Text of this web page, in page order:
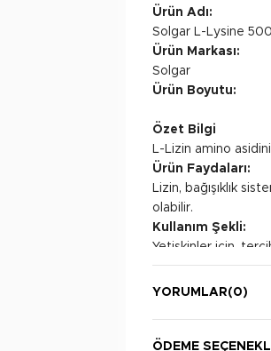
Ürün Adı:
Solgar L-Lysine
Ürün Markası:
Solgar
Ürün Boyutu:
Özet Bilgi
L-Lizin amino
Ürün Faydaları:
Lizin, bağışıklık
olabilir.
Kullanım Şekli:
Yetişkinler için,
önerilir.
YORUMLAR(0)
ÖDEME